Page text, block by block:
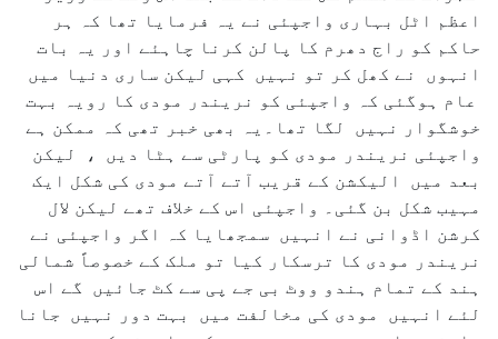
اعظم اٹل بہاری واجپئی نے یہ فرمایا تھا کہ ہر
حاکم کو راج دھرم کا پالن کرنا چاہئے اور یہ بات
انہوں نے کھل کر تو نہیں کہی لیکن ساری دنیا میں
عام ہوگئی کہ واجپئی کو نریندر مودی کا رویہ بہت
خوشگوار نہیں لگا تھا۔یہ بھی خبر تھی کہ ممکن ہے
واجپئی نریندر مودی کو پارٹی سے ہٹا دیں ، لیکن
بعد میں الیکشن کے قریب آتے آتے مودی کی شکل ایک
مہیب شکل بن گئی۔ واجپئی اس کے خلاف تھے لیکن لال
کرشن اڈوانی نے انہیں سمجھایا کہ اگر واجپئی نے
نریندر مودی کا ترسکار کیا تو ملک کے خصوصاً شمالی
ہند کے تمام ہندو ووٹ بی جے پی سے کٹ جائیں گے اس
لئے انہیں مودی کی مخالفت میں بہت دور نہیں جانا